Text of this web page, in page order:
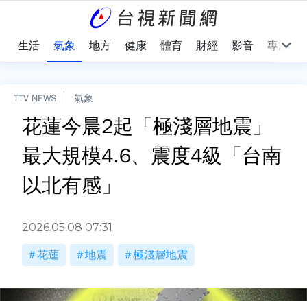
生活 氣象 地方 健康 體育 財經 影音 專題
TTV NEWS 氣象
花蓮今晨2起「極淺層地震」
最大規模4.6、震度4級「台南
以北有感」
2026.05.08 07:31
花蓮 地震 極淺層地震